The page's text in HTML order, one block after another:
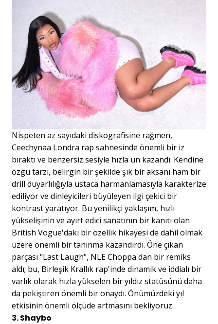
Nispeten az sayıdaki diskografisine rağmen,
Ceechynaa Londra rap sahnesinde önemli bir iz
bıraktı ve benzersiz sesiyle hızla ün kazandı. Kendine
özgü tarzı, belirgin bir şekilde şık bir aksanı ham bir
drill duyarlılığıyla ustaca harmanlamasıyla karakterize
ediliyor ve dinleyicileri büyüleyen ilgi çekici bir
kontrast yaratıyor. Bu yenilikçi yaklaşım, hızlı
yükselişinin ve ayırt edici sanatının bir kanıtı olan
British Vogue'daki bir özellik hikayesi de dahil olmak
üzere önemli bir tanınma kazandırdı. Öne çıkan
parçası "Last Laugh", NLE Choppa'dan bir remiks
aldı; bu, Birleşik Krallık rap'inde dinamik ve iddialı bir
varlık olarak hızla yükselen bir yıldız statüsünü daha
da pekiştiren önemli bir onaydı. Önümüzdeki yıl
etkisinin önemli ölçüde artmasını bekliyoruz.
3. Shaybo